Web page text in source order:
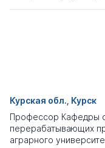
Курская обл., Курск
Профессор Кафедры
перерабатывающих
аграрного